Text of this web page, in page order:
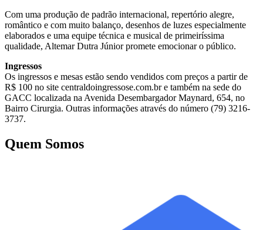
Com uma produção de padrão internacional, repertório alegre,
romântico e com muito balanço, desenhos de luzes especialmente
elaborados e uma equipe técnica e musical de primeiríssima
qualidade, Altemar Dutra Júnior promete emocionar o público.
Ingressos
Os ingressos e mesas estão sendo vendidos com preços a partir de
R$ 100 no site centraldoingressose.com.br e também na sede do
GACC localizada na Avenida Desembargador Maynard, 654, no
Bairro Cirurgia. Outras informações através do número (79) 3216-
3737.
Quem Somos